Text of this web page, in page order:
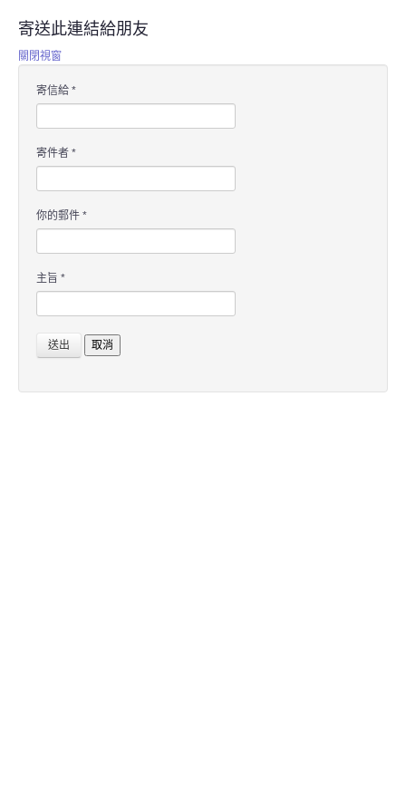
寄送此連結給朋友
關閉視窗
寄信給 *
寄件者 *
你的郵件 *
主旨 *
送出 取消